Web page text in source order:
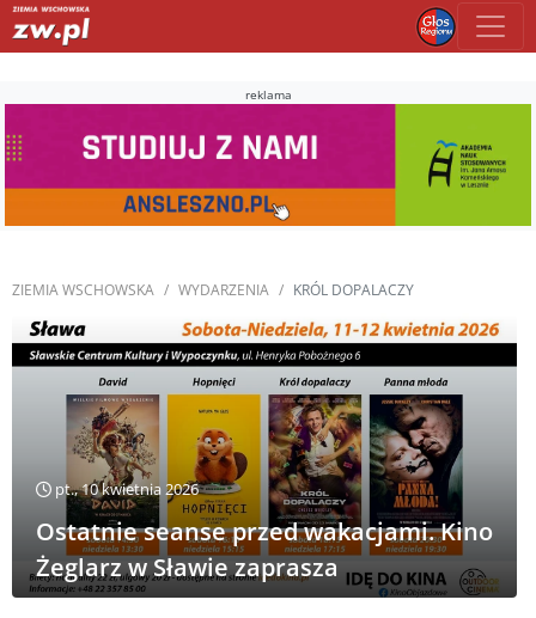
reklama
ZIEMIA WSCHOWSKA WYDARZENIA KRÓL DOPALACZY
pt., 10 kwietnia 2026
Ostatnie seanse przed wakacjami. Kino
Żeglarz w Sławie zaprasza